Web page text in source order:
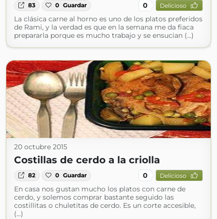
83 0 Guardar 0 Delicioso
La clásica carne al horno es uno de los platos preferidos
de Rami, y la verdad es que en la semana me da fiaca
prepararla porque es mucho trabajo y se ensucian (...)
20 octubre 2015
Costillas de cerdo a la criolla
82 0 Guardar 0 Delicioso
En casa nos gustan mucho los platos con carne de
cerdo, y solemos comprar bastante seguido las
costillitas o chuletitas de cerdo. Es un corte accesible,
(...)